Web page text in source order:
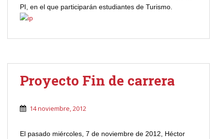
PI, en el que participarán estudiantes de Turismo.
Proyecto Fin de carrera
14 noviembre, 2012
El pasado miércoles, 7 de noviembre de 2012, Héctor